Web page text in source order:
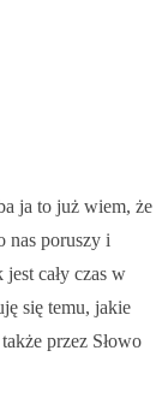
ja to już wiem, że
nas poruszy i
cały czas w
się temu, jakie
przez Słowo